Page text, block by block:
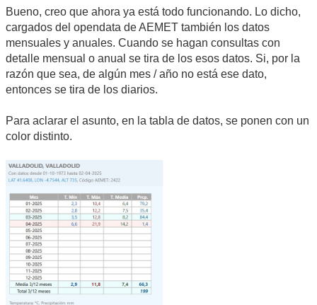
Bueno, creo que ahora ya está todo funcionando. Lo dicho,
cargados del opendata de AEMET también los datos
mensuales y anuales. Cuando se hagan consultas con
detalle mensual o anual se tira de los esos datos. Si, por la
razón que sea, de algún mes / año no está ese dato,
entonces se tira de los diarios.
Para aclarar el asunto, en la tabla de datos, se ponen con un
color distinto.